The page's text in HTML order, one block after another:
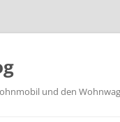
und den